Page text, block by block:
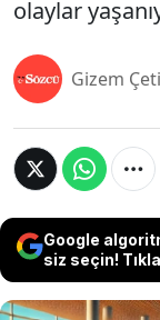
olaylar
Gizem
Google
siz seçin!